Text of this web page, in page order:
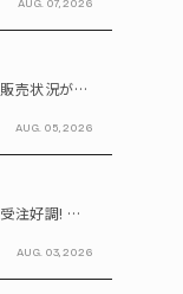
AUG. 07, 2026
日産キックスの販売状況が判明! 受注台数1.1台超、どんな人が買っている?
AUG. 05, 2026
日産の新型車が受注好調! エルグランドは8,000台、キックスは1.1万台に到達
AUG. 03, 2026